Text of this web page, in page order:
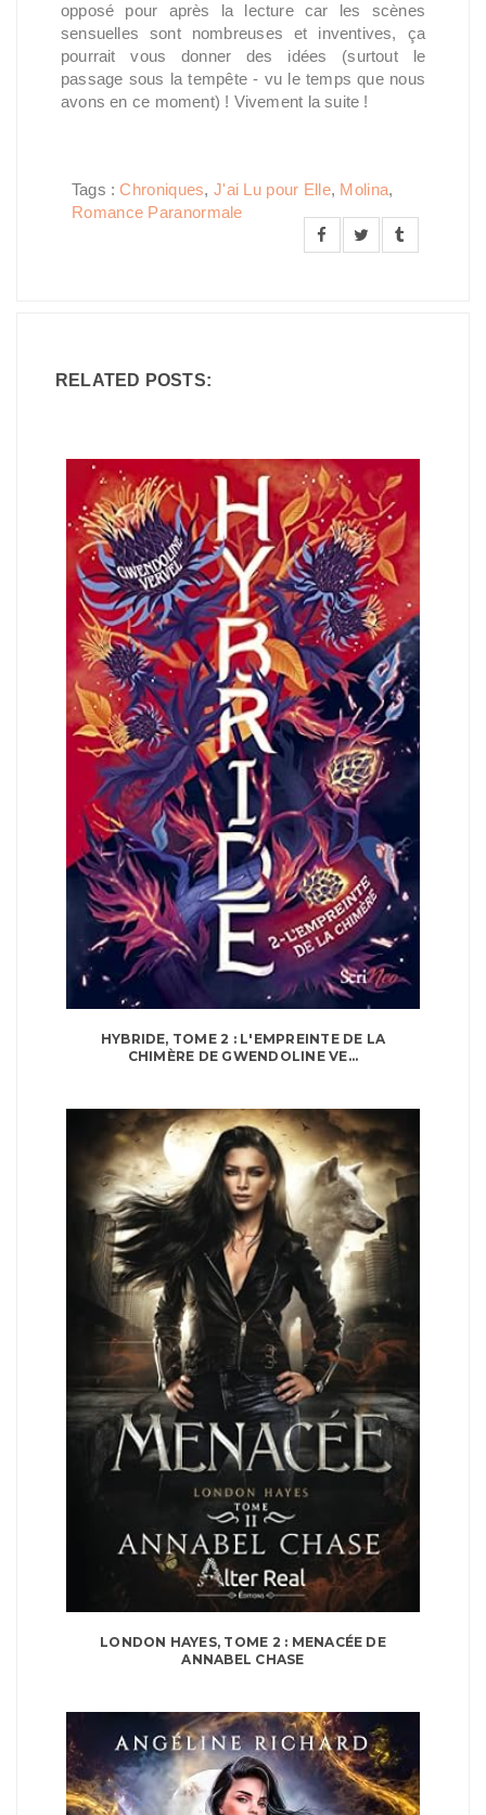
opposé pour après la lecture car les scènes
sensuelles sont nombreuses et inventives, ça
pourrait vous donner des idées (surtout le
passage sous la tempête - vu le temps que nous
avons en ce moment) ! Vivement la suite !
Tags :Chroniques, J'ai Lu pour Elle, Molina,
Romance Paranormale
RELATED POSTS:
HYBRIDE, TOME 2 : L'EMPREINTE DE LA
CHIMÈRE DE GWENDOLINE VE...
LONDON HAYES, TOME 2 : MENACÉE DE
ANNABEL CHASE